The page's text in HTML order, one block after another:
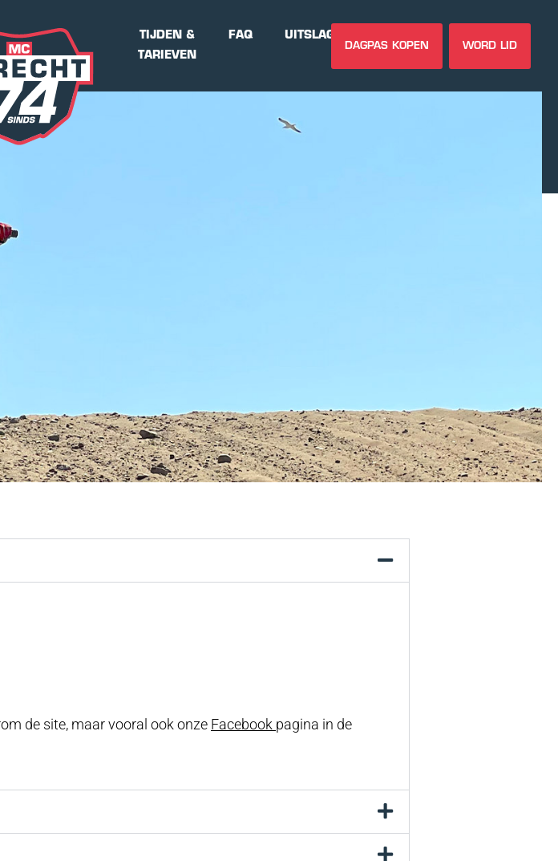
TIJDEN &
TARIEVEN
FAQ UITSLAGEN
DAGPAS KOPEN WORD LID
de site, maar vooral ook onze Facebook pagina in de